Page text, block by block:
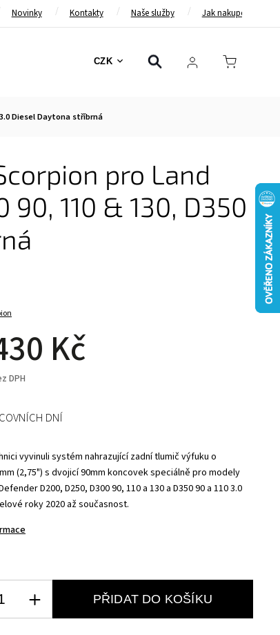
Novinky Kontakty Naše služby Jak nakupovat
CZK
Bezpečnostní pásy Bezpečnostní rámy
Diesel Daytona stříbrná
pro Land
110 & 130, D350
Kč
DPH
vyvinuli systém nahrazující zadní tlumič výfuku o
(2,75") s dvojicí 90mm koncovek speciálně pro modely
D200, D250, D300 90, 110 a 130 a D350 90 a 110 3.0
roky 2020 až současnost.
DNÍ
PŘIDAT DO KOŠÍKU